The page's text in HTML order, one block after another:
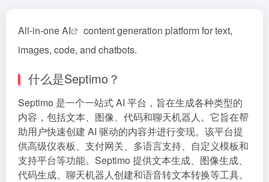
All-in-oneAI
content generation platform for text,
images, code, and chatbots.
什么是Septimo？
Septimo 是一个一站式 AI 平台，旨在生成各种类型的
内容，包括文本、图像、代码和聊天机器人。它旨在帮
助用户快速创建 AI 驱动的内容并进行变现。该平台提
供高级仪表板、支付网关、多语言支持、自定义模板和
支持平台等功能。Septimo 提供文本生成、图像生成、
代码生成、聊天机器人创建和语音转文本转换等工具。